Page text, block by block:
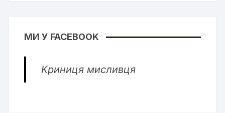
МИ У FACEBOOK
Криниця мисливця